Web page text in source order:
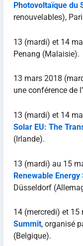
Photovoltaïque du
renouvelables),
13 (mardi) et 14
Penang (Malaisie).
13 mars 2018
une conférence de l’
13 (mardi) et 14
Solar EU: The
(Irlande).
13 (mardi) au 15
Renewable
Düsseldorf
14 (mercredi) et 15
Summit, organisé
(Belgique).